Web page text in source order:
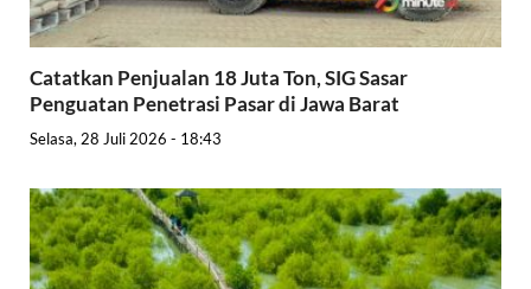
Catatkan Penjualan 18 Juta Ton, SIG Sasar
Penguatan Penetrasi Pasar di Jawa Barat
Selasa, 28 Juli 2026 - 18:43